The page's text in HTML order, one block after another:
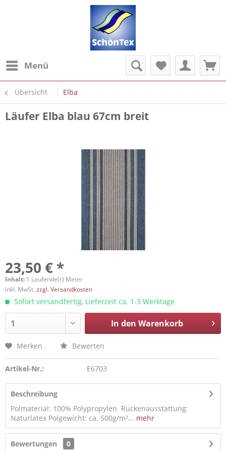
Menü
Übersicht Elba
Läufer Elba blau 67cm breit
23,50 € *
Inhalt: 1 Laufende(r) Meter
inkl. MwSt. zzgl. Versandkosten
Sofort versandfertig, Lieferzeit ca. 1-3 Werktage
In den Warenkorb
Merken Bewerten
Artikel-Nr.: E6703
Beschreibung
Polmaterial: 100% Polypropylen Rückenausstattung:
Naturlatex Polgewicht: ca. 500g/m²... mehr
Bewertungen 0